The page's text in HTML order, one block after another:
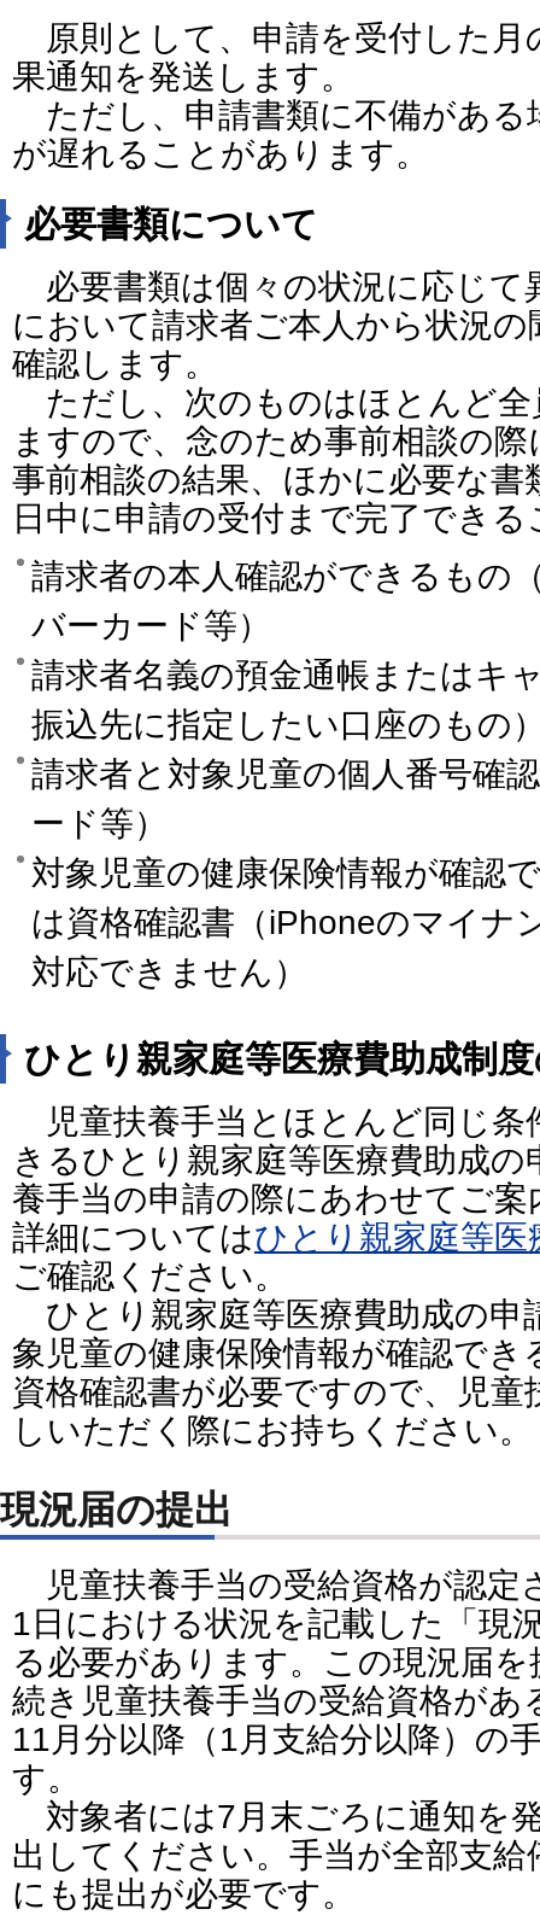
原則として、申請を受付した月
果通知を発送します。
ただし、申請書類に不備がある
が遅れることがあります。
必要書類について
必要書類は個々の状況に応じて
において請求者ご本人から状況
確認します。
ただし、次のものはほとんど全
ますので、念のため事前相談の
事前相談の結果、ほかに必要な
日中に申請の受付まで完了でき
請求者の本人確認ができるもの
バーカード等）
請求者名義の預金通帳またはキ
振込先に指定したい口座のもの
請求者と対象児童の個人番号確
ード等）
対象児童の健康保険情報が確認
は資格確認書（iPhoneのマイナ
対応できません）
ひとり親家庭等医療費助成制
児童扶養手当とほとんど同じ条
きるひとり親家庭等医療費助成
養手当の申請の際にあわせてご
詳細についてはひとり親家庭等医
ご確認ください。
ひとり親家庭等医療費助成の申
象児童の健康保険情報が確認で
資格確認書が必要ですので、児童
しいただく際にお持ちください。
現況届の提出
児童扶養手当の受給資格が認定
1日における状況を記載した「現
る必要があります。この現況届
続き児童扶養手当の受給資格が
11月分以降（1月支給分以降）の
す。
対象者には7月末ごろに通知を
出してください。手当が全部支
にも提出が必要です。